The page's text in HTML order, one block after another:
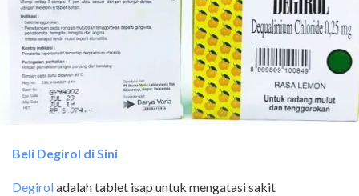
Beli Degirol di Sini
Degiroladalah tablet isap untuk mengatasi sakit